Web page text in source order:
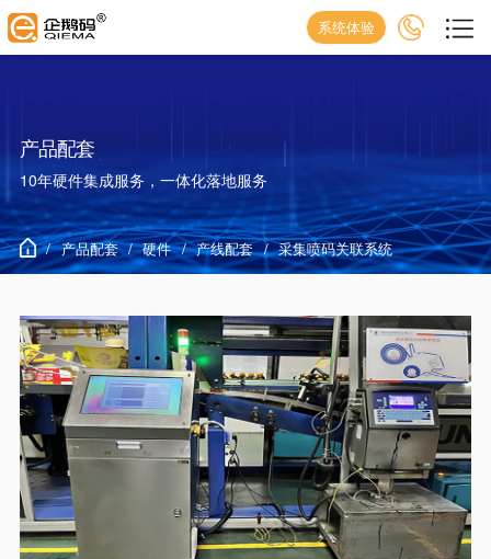
系统体验
产品配套
10年硬件集成服务，一体化落地服务
/ 产品配套 / 硬件 / 产线配套 / 采集喷码关联系统